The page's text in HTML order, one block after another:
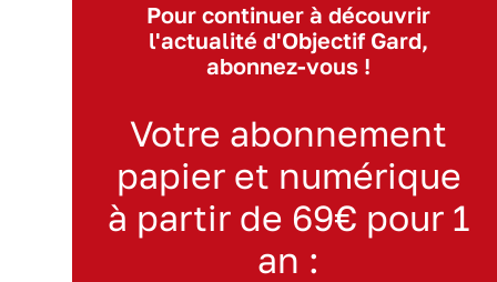
Pour continuer à découvrir
l'actualité d'Objectif Gard,
abonnez-vous !
Votre abonnement
papier et numérique
à partir de 69€ pour 1
an :